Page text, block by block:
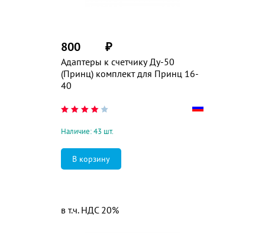
Адаптеры к счетчику Ду-50
(Принц) комплект для Принц 16-
40
800 ₽
Наличие: 43 шт.
в т.ч. НДС 20%